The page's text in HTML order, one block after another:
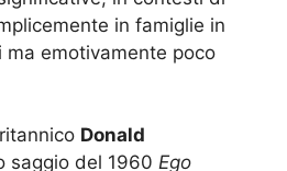
in famiglie in
ma emotivamente poco
Donald
saggio del 1960 Ego